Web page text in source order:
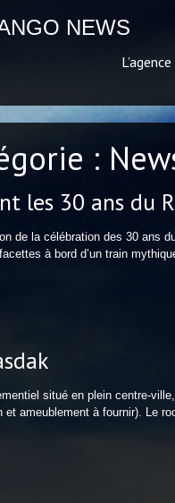
NEWS
L’agence
:
les 30 ans du
de la célébration des 30 ans
à bord d’un train
situé en plein centre-
et ameublement à fournir). Le